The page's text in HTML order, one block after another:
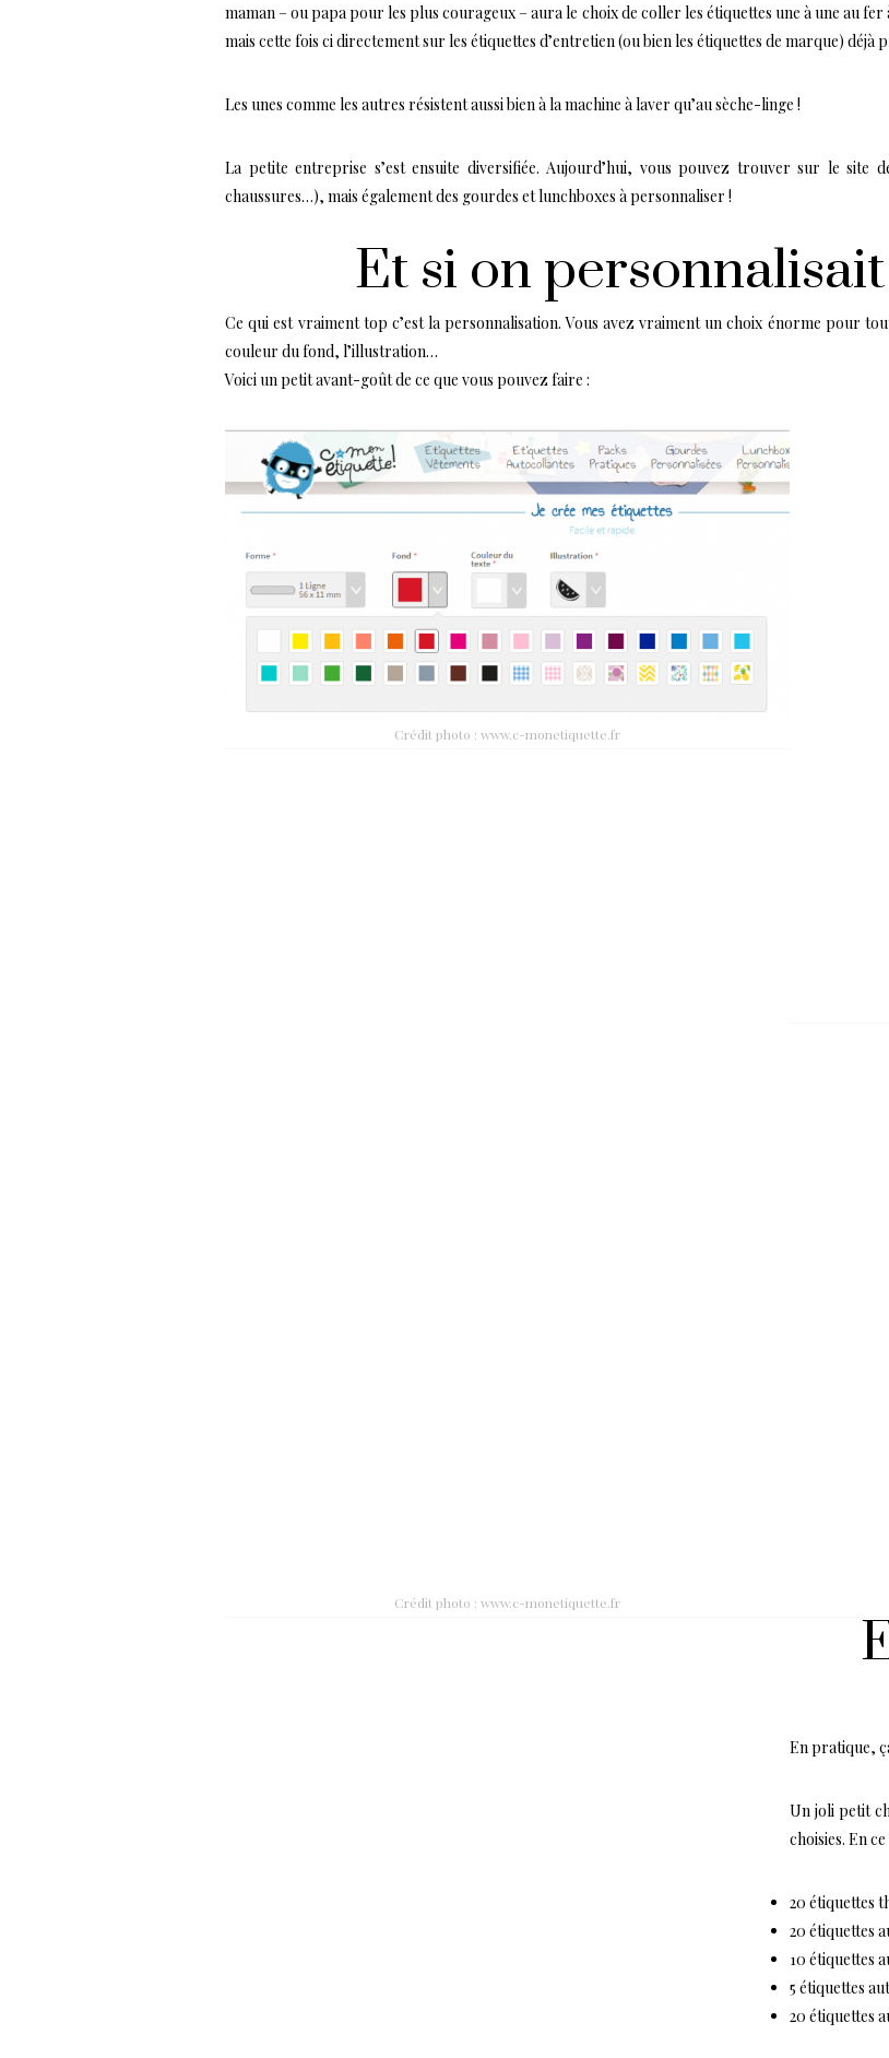
maman – ou papa pour les plus courageux – aura le choix de coller les étiquettes une à une au
mais cette fois ci directement sur les étiquettes d’entretien (ou bien les étiquettes de marque) déjà
Les unes comme les autres résistent aussi bien à la machine à laver qu’au sèche-linge !
La petite entreprise s’est ensuite diversifiée. Aujourd’hui, vous pouvez trouver sur le site
chaussures…), mais également des gourdes et lunchboxes à personnaliser !
Et si on
Ce qui est vraiment top c’est la personnalisation. Vous avez vraiment un choix énorme pour
couleur du fond, l’illustration…
Voici un petit avant-goût de ce que vous pouvez faire :
Crédit photo : www.c-monetiquette.fr
Crédit photo : www.c-monetiquette.fr
En pratique,
Un joli petit
choisies. En
20 étiquettes
20 étiquettes
10 étiquettes
5 étiquettes
20 étiquettes